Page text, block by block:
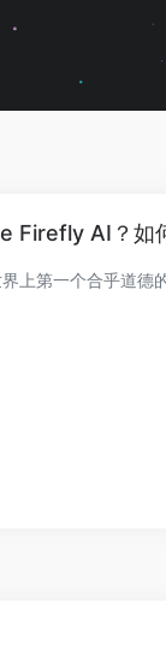
Firefly AI？如
上第一个合乎道德